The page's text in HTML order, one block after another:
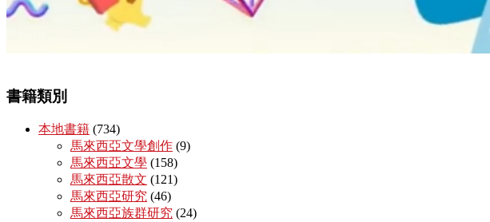
書籍類別
本地書籍 (734)
馬來西亞文學創作 (9)
馬來西亞文學 (158)
馬來西亞散文 (121)
馬來西亞研究 (46)
馬來西亞族群研究 (24)